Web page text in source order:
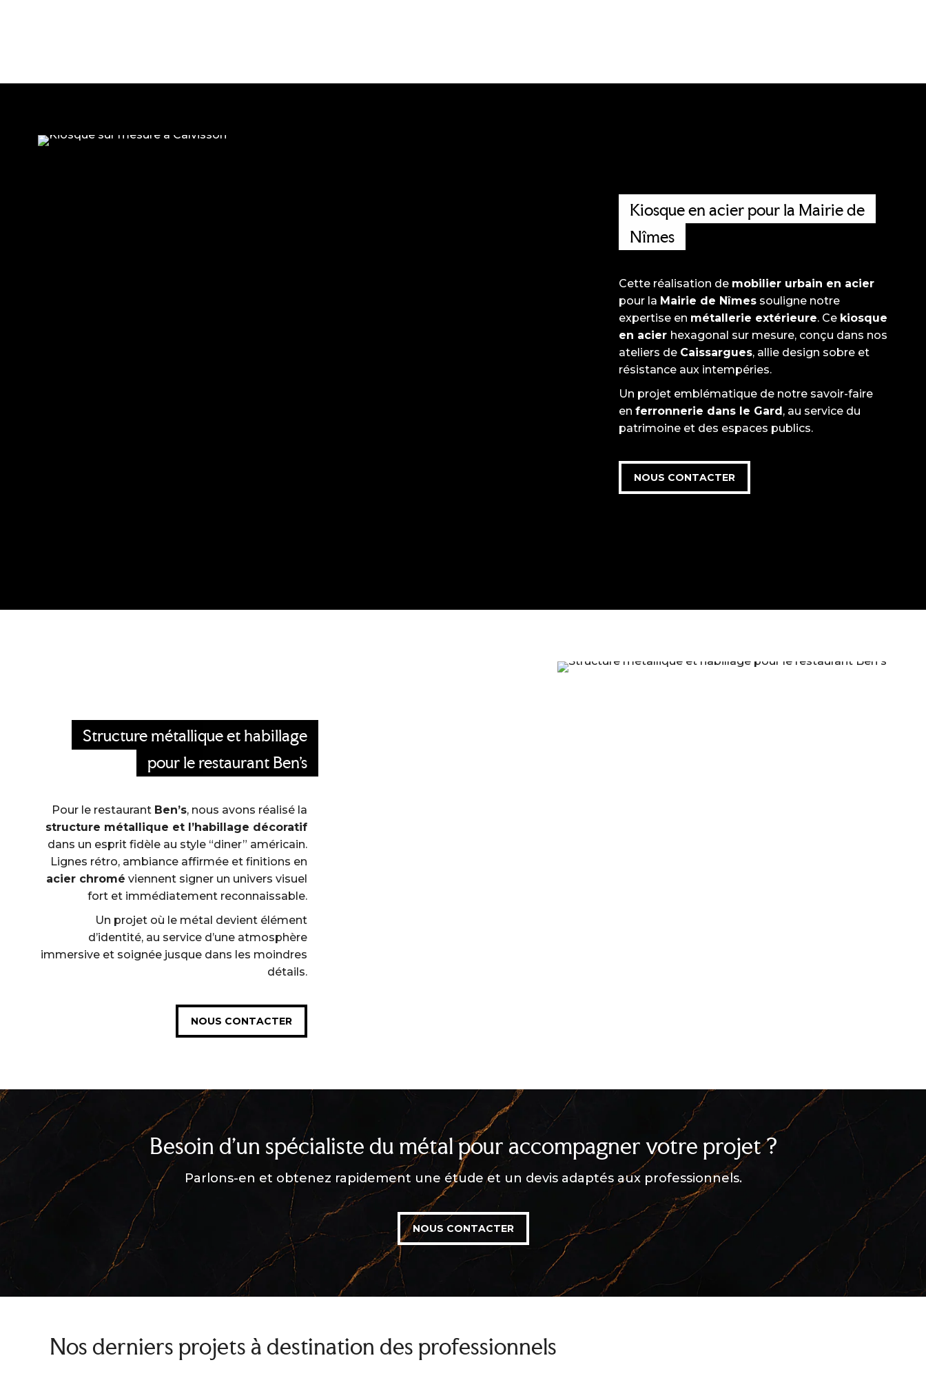
Kiosque en acier pour la Mairie de
Nîmes
Cette réalisation de mobilier urbain en acier
pour la Mairie de Nîmessouligne notre
expertise en métallerie extérieure. Ce kiosque
en acier hexagonal sur mesure, conçu dans nos
ateliers de Caissargues, allie design sobre et
résistance aux intempéries.
Un projet emblématique de notre savoir-faire
en ferronnerie dans le Gard , au service du
patrimoine et des espaces publics.
NOUS CONTACTER
Structure métallique et habillage
pour le restaurant Ben’s
Pour le restaurant Ben’s, nous avons réalisé la
structure métallique et l’habillage décoratif
dans un esprit fidèle au style “diner” américain.
Lignes rétro, ambiance affirmée et finitions en
acier chromé viennent signer un univers visuel
fort et immédiatement reconnaissable.
Un projet où le métal devient élément
d’identité, au service d’une atmosphère
immersive et soignée jusque dans les moindres
détails.
NOUS CONTACTER
Besoin d’un spécialiste du métal pour accompagner votre projet ?
Parlons-en et obtenez rapidement une étude et un devis adaptés aux professionnels.
NOUS CONTACTER
Nos derniers projets à destination des professionnels